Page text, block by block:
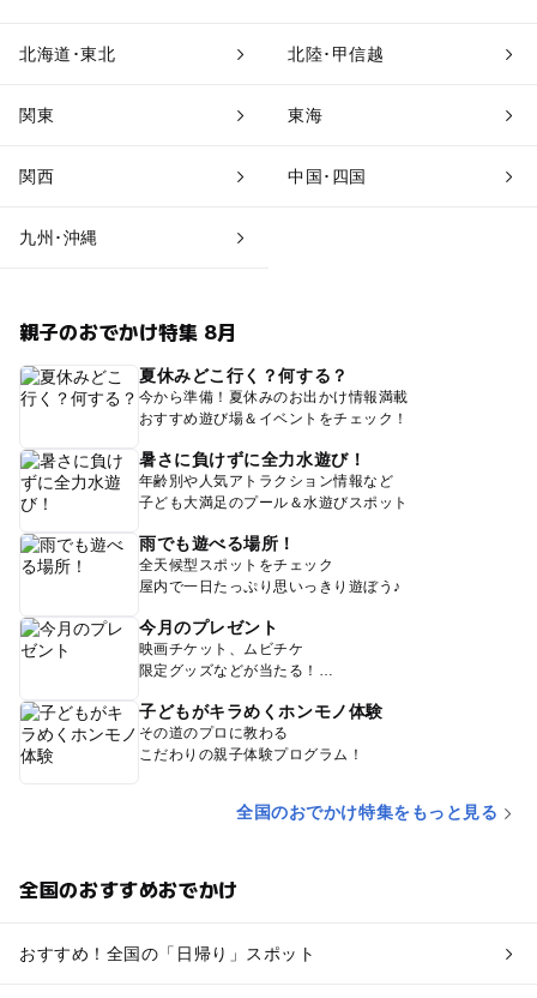
北海道･東北 北陸･甲信越
関東 東海
関西 中国･四国
九州･沖縄
親子のおでかけ特集 8月
夏休みどこ行く？何する？
今から準備！夏休みのお出かけ情報満載
おすすめ遊び場＆イベントをチェック！
暑さに負けずに全力水遊び！
年齢別や人気アトラクション情報など
子ども大満足のプール＆水遊びスポット
雨でも遊べる場所！
全天候型スポットをチェック
屋内で一日たっぷり思いっきり遊ぼう♪
今月のプレゼント
映画チケット、ムビチケ
限定グッズなどが当たる！
子どもがキラめくホンモノ体験
その道のプロに教わる
こだわりの親子体験プログラム！
全国のおでかけ特集をもっと見る
全国のおすすめおでかけ
おすすめ！全国の「日帰り」スポット